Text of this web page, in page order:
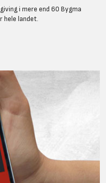
i mere end 60 Bygma
hele landet.